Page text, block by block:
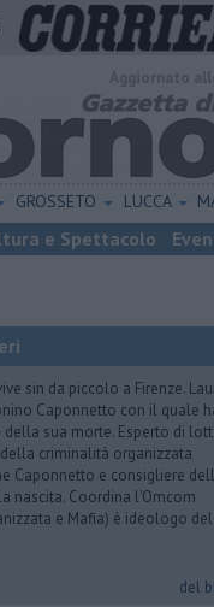
GROSSETO LUCCA
e Spettacolo
sin da piccolo a Firenze.
Caponnetto con il quale
sua morte. Esperto di
criminalità organizzata
Caponnetto e consigliere
nascita. Coordina l'Omcom
e Mafia) è ideologo
del